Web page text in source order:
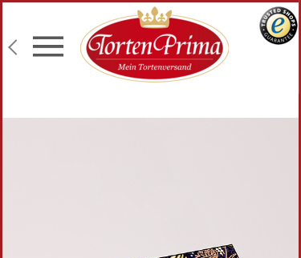
Konditor-Qualität
Torten mit Wunschtext
Lieferung an Wunschadresse